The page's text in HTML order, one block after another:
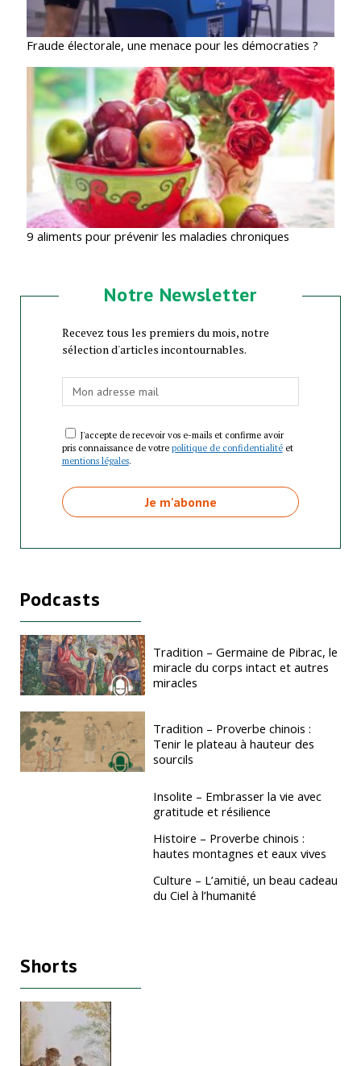
Fraude électorale, une menace pour les démocraties ?
9 aliments pour prévenir les maladies chroniques
Notre Newsletter
Recevez tous les premiers du mois, notre
sélection d'articles incontournables.
J'accepte de recevoir vos e-mails et confirme avoir
pris connaissance de votre politique de confidentialitéet
mentions légales.
Podcasts
Tradition – Germaine de Pibrac, le
miracle du corps intact et autres
miracles
Tradition – Proverbe chinois :
Tenir le plateau à hauteur des
sourcils
Insolite – Embrasser la vie avec
gratitude et résilience
Histoire – Proverbe chinois :
hautes montagnes et eaux vives
Culture – L’amitié, un beau cadeau
du Ciel à l’humanité
Shorts